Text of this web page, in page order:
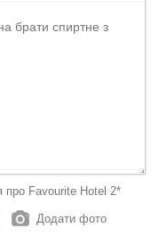
про Favourite Hotel 2*
Додати фото